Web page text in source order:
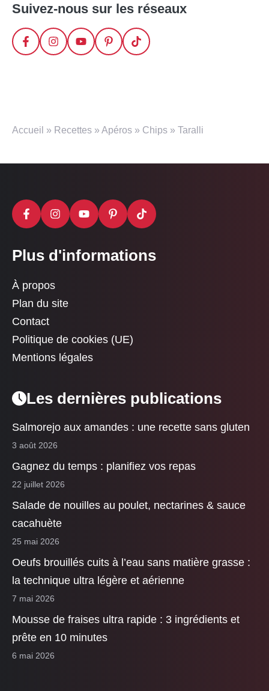
Suivez-nous sur les réseaux
Accueil » Recettes » Apéros » Chips » Taralli
Plus d'informations
À propos
Plan du site
Contact
Politique de cookies (UE)
Mentions légales
Les dernières publications
Salmorejo aux amandes : une recette sans gluten
3 août 2026
Gagnez du temps : planifiez vos repas
22 juillet 2026
Salade de nouilles au poulet, nectarines & sauce
cacahuète
25 mai 2026
Oeufs brouillés cuits à l’eau sans matière grasse :
la technique ultra légère et aérienne
7 mai 2026
Mousse de fraises ultra rapide : 3 ingrédients et
prête en 10 minutes
6 mai 2026